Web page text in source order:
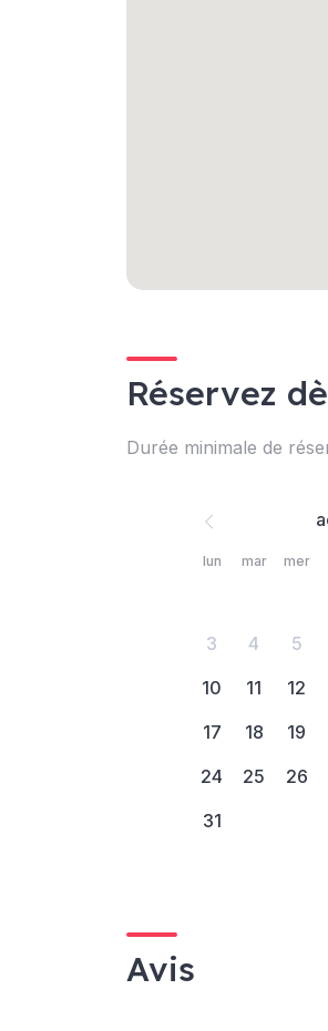
Réservez
Durée minimale de
lun mar mer
3
4 5
10
11 12
17
18 19
24
25 26
31
Avis